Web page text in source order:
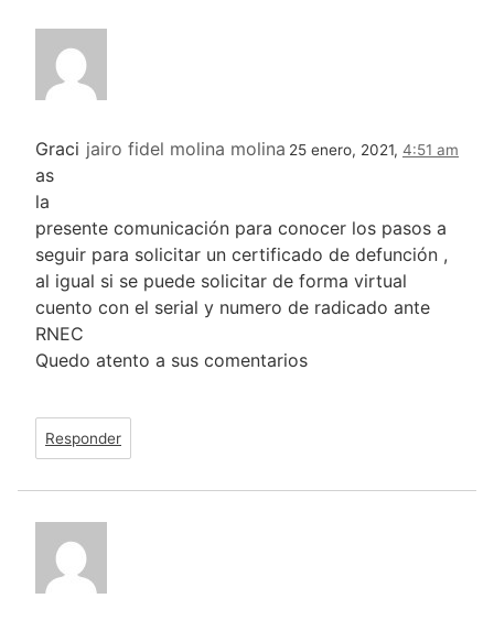
jairo fidel molina molina 25 enero, 2021, 4:51 am
Graci
as
la
presente comunicación para conocer los pasos a
seguir para solicitar un certificado de defunción ,
al igual si se puede solicitar de forma virtual
cuento con el serial y numero de radicado ante
RNEC
Quedo atento a sus comentarios
Responder